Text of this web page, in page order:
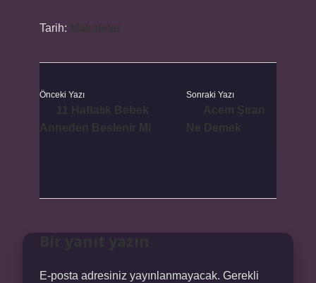
Tarih:
Önceki Yazı Sonraki Yazı
E-posta adresiniz yayınlanmayacak. Gerekli